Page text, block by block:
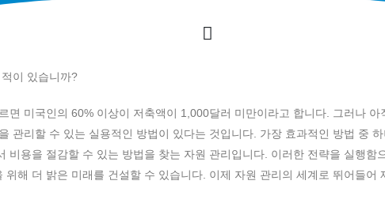
이 있습니까?
면 미국인의 60% 이상이 저축액이 1,000달러 미만이라고 합니다. 그러나 아
관리할 수 있는 실용적인 방법이 있다는 것입니다. 가장 효과적인 방법 중
비용을 절감할 수 있는 방법을 찾는 자원 관리입니다. 이러한 전략을 실행함
해 더 밝은 미래를 건설할 수 있습니다. 이제 자원 관리의 세계로 뛰어들어